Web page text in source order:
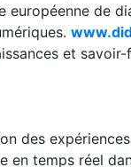
de
et savoir-
des
en temps réel